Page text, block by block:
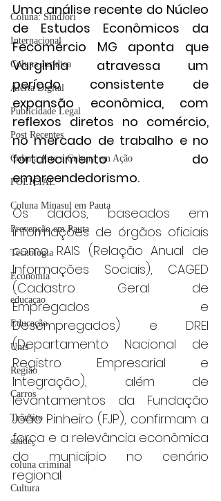
Coluna: SindJori
Internacional
Coluna Jurídica
Alerta Digital
Publicidade Legal
Post Recentes
Coluna Arte e Cultura em Ação
POLICIAL
Coluna Minasul em Pauta
Prevenção em Pauta
Tecnologia
Economia
educaçao
Educação
Unis
Região
Carros
Trânsito
saúde
coluna criminal
Cultura
Uma análise recente do Núcleo
de Estudos Econômicos da
Fecomércio MG aponta que
Varginha atravessa um
período consistente de
expansão econômica, com
reflexos diretos no comércio,
no mercado de trabalho e no
fortalecimento do
empreendedorismo.
Os dados, baseados em
informações de órgãos oficiais
como RAIS (Relação Anual de
Informações Sociais), CAGED
(Cadastro Geral de
Empregados e
Desempregados) e DREI
(Departamento Nacional de
Registro Empresarial e
Integração), além de
levantamentos da Fundação
João Pinheiro (FJP), confirmam a
força e a relevância econômica
do município no cenário
regional.